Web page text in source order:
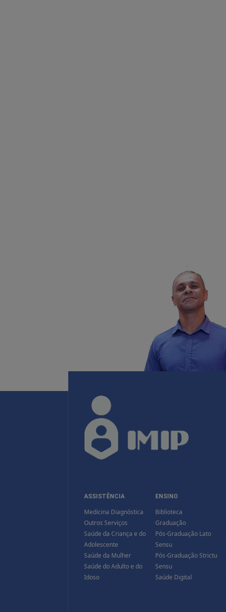
ASSISTÊNCIA
Medicina Diagnóstica
Outros Serviços
Saúde da Criança e do
Adolescente
Saúde da Mulher
Saúde do Adulto e do
Idoso
ENSINO
Biblioteca
Graduação
Pós-Graduação Lato
Sensu
Pós-Graduação Strictu
Sensu
Saúde Digital